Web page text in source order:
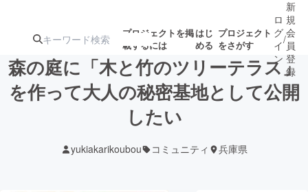
プロジェクトを掲
載するには
はじ
める
プロジェクト
をさがす
注目の新着プロ募集終了が近いプ
ロ
グ
イ
ン
/
新
規
会
員
登
録
森の庭に「木と竹のツリーテラス」
を作って大人の秘密基地として公開
したい
yukiakarikoubou コミュニティ 兵庫県